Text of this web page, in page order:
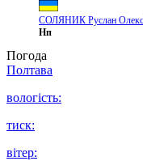
СОЛЯНИК Руслан
Нп
Погода
Полтава
вологість:
тиск:
вітер: